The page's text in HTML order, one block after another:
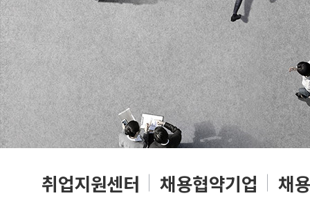
취업지원센터 채용협약기업 채